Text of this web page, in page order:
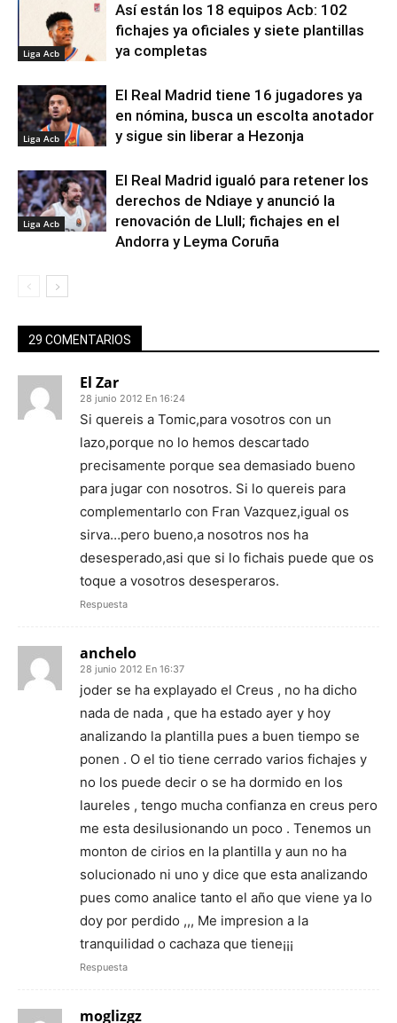
Liga Acb
Así están los 18 equipos Acb: 102
fichajes ya oficiales y siete plantillas
ya completas
Liga Acb
El Real Madrid tiene 16 jugadores ya
en nómina, busca un escolta anotador
y sigue sin liberar a Hezonja
Liga Acb
El Real Madrid igualó para retener los
derechos de Ndiaye y anunció la
renovación de Llull; fichajes en el
Andorra y Leyma Coruña
29 COMENTARIOS
El Zar
28 junio 2012 En 16:24
Si quereis a Tomic,para vosotros con un
lazo,porque no lo hemos descartado
precisamente porque sea demasiado bueno
para jugar con nosotros. Si lo quereis para
complementarlo con Fran Vazquez,igual os
sirva…pero bueno,a nosotros nos ha
desesperado,asi que si lo fichais puede que os
toque a vosotros desesperaros.
Respuesta
anchelo
28 junio 2012 En 16:37
joder se ha explayado el Creus , no ha dicho
nada de nada , que ha estado ayer y hoy
analizando la plantilla pues a buen tiempo se
ponen . O el tio tiene cerrado varios fichajes y
no los puede decir o se ha dormido en los
laureles , tengo mucha confianza en creus pero
me esta desilusionando un poco . Tenemos un
monton de cirios en la plantilla y aun no ha
solucionado ni uno y dice que esta analizando
pues como analice tanto el año que viene ya lo
doy por perdido ,,, Me impresion a la
tranquilidad o cachaza que tiene¡¡¡
Respuesta
moglizgz